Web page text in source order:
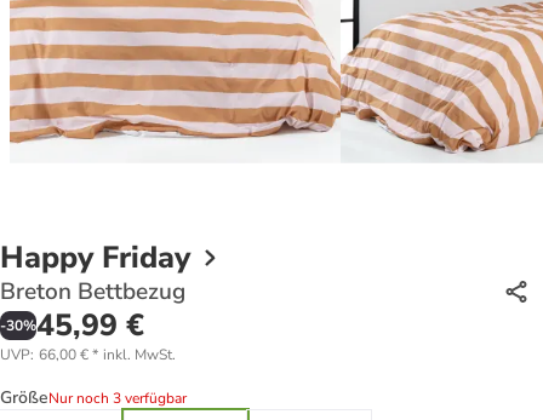
Happy Friday
Breton Bettbezug
-30%45,99 €
UVP: 66,00 €* inkl. MwSt.
GrößeNur noch 3 verfügbar